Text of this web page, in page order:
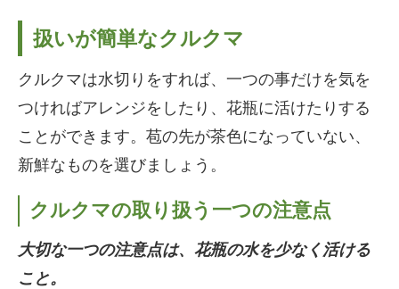
扱いが簡単なクルクマ
クルクマは水切りをすれば、一つの事だけを気を
つければアレンジをしたり、花瓶に活けたりする
ことができます。苞の先が茶色になっていない、
新鮮なものを選びましょう。
クルクマの取り扱う一つの注意点
大切な一つの注意点は、花瓶の水を少なく活ける
こと。